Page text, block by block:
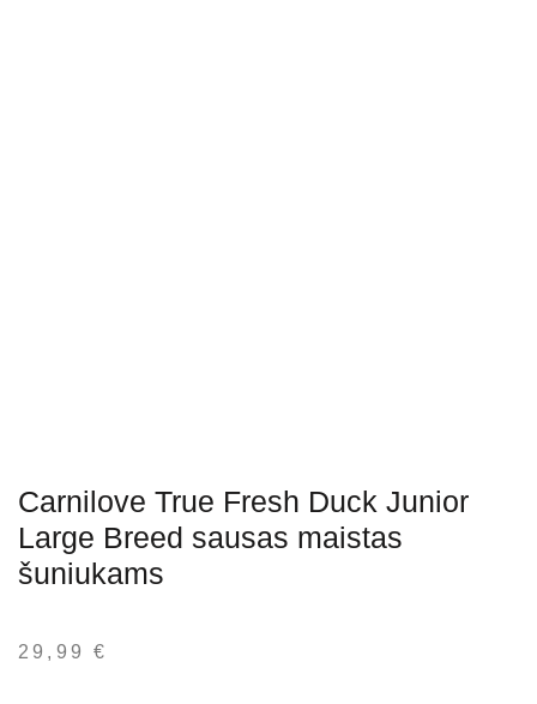
Carnilove True Fresh Duck Junior
Large Breed sausas maistas
šuniukams
29,99€